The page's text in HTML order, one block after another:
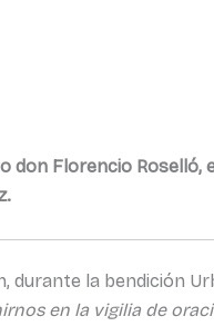
Florencio Roselló,
durante la bendición
en la vigilia de